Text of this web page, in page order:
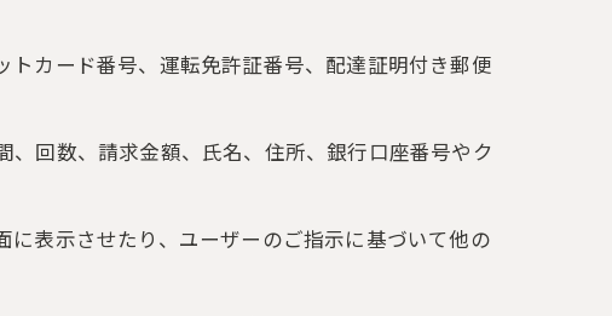
カード番号、運転免許証番号、配達証明付き郵便
回数、請求金額、氏名、住所、銀行口座番号やク
表示させたり、ユーザーのご指示に基づいて他の